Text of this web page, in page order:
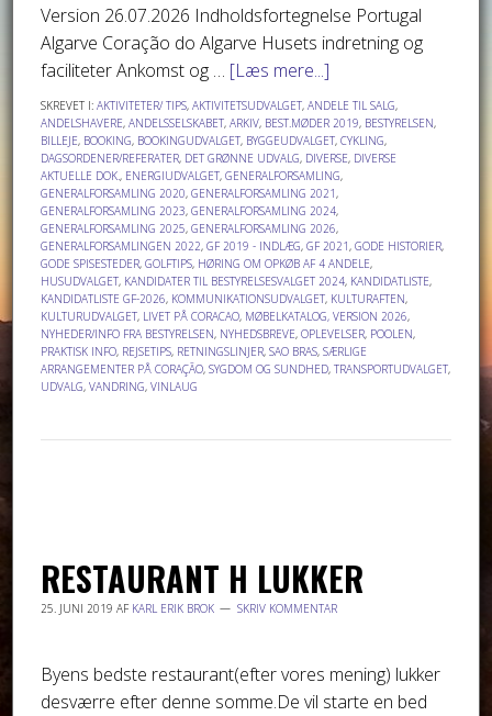
Version 26.07.2026 Indholdsfortegnelse Portugal
Algarve Coração do Algarve Husets indretning og
faciliteter Ankomst og … [Læs mere...]
SKREVET I:AKTIVITETER/ TIPS,AKTIVITETSUDVALGET,ANDELE TIL SALG,
ANDELSHAVERE,ANDELSSELSKABET,ARKIV, BEST.MØDER 2019, BESTYRELSEN,
BILLEJE, BOOKING, BOOKINGUDVALGET, BYGGEUDVALGET,CYKLING,
DAGSORDENER/REFERATER, DET GRØNNE UDVALG, DIVERSE, DIVERSE
AKTUELLE DOK. , ENERGIUDVALGET,GENERALFORSAMLING,
GENERALFORSAMLING 2020,GENERALFORSAMLING 2021 ,
GENERALFORSAMLING 2023,GENERALFORSAMLING 2024,
GENERALFORSAMLING 2025,GENERALFORSAMLING 2026,
GENERALFORSAMLINGEN 2022,GF 2019 - INDLÆG,GF 2021 ,GODE HISTORIER,
GODE SPISESTEDER,GOLFTIPS, HØRING OM OPKØB AF 4 ANDELE,
HUSUDVALGET, KANDIDATER TIL BESTYRELSESVALGET 2024, KANDIDATLISTE,
KANDIDATLISTE GF-2026, KOMMUNIKATIONSUDVALGET, KULTURAFTEN,
KULTURUDVALGET, LIVET PÅ CORACAO, MØBELKATALOG, VERSION 2026,
NYHEDER/INFO FRA BESTYRELSEN, NYHEDSBREVE,OPLEVELSER, POOLEN,
PRAKTISK INFO, REJSETIPS, RETNINGSLINJER,SAO BRAS,SÆRLIGE
ARRANGEMENTER PÅ CORAÇÃO,SYGDOM OG SUNDHED,TRANSPORTUDVALGET,
UDVALG,VANDRING,VINLAUG
RESTAURANT H LUKKER
25. JUNI 2019 AF KARL ERIK BROK SKRIV KOMMENTAR
Byens bedste restaurant(efter vores mening) lukker
desværre efter denne somme.De vil starte en bed